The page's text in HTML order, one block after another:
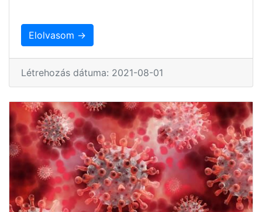
Elolvasom →
Létrehozás dátuma: 2021-08-01